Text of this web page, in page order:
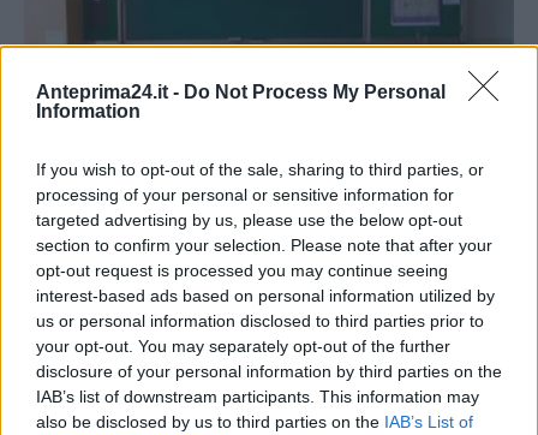
Anteprima24.it - Do Not Process My Personal
Information
If you wish to opt-out of the sale, sharing to third parties, or
processing of your personal or sensitive information for
targeted advertising by us, please use the below opt-out
section to confirm your selection. Please note that after your
opt-out request is processed you may continue seeing
interest-based ads based on personal information utilized by
us or personal information disclosed to third parties prior to
your opt-out. You may separately opt-out of the further
disclosure of your personal information by third parties on the
IAB’s list of downstream participants. This information may
also be disclosed by us to third parties on the IAB’s List of
Cattedre disponibili in Campania
2026/2027: boom di posti vacanti sul
sostegno
Redazione